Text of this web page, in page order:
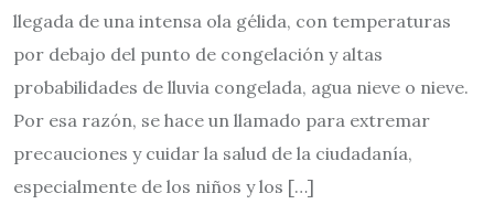
llegada de una intensa ola gélida, con temperaturas
por debajo del punto de congelación y altas
probabilidades de lluvia congelada, agua nieve o nieve.
Por esa razón, se hace un llamado para extremar
precauciones y cuidar la salud de la ciudadanía,
especialmente de los niños y los […]